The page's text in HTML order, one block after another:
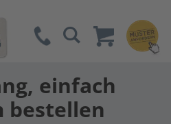
Suche
einfach
bestellen